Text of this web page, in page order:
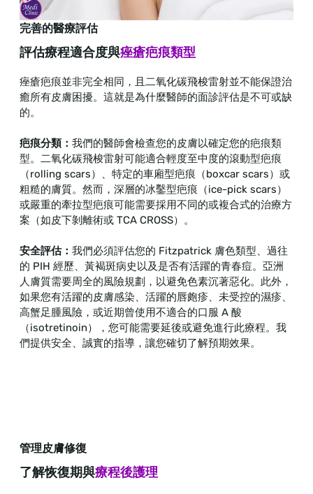
完善的醫療評估
評估療程適合度與痤瘡疤痕類型
痤瘡疤痕並非完全相同，且二氧化碳飛梭雷射並不能保證治
癒所有皮膚困擾。這就是為什麼醫師的面診評估是不可或缺
的。
疤痕分類： 我們的醫師會檢查您的皮膚以確定您的疤痕類
型。二氧化碳飛梭雷射可能適合輕度至中度的滾動型疤痕
（rolling scars）、特定的車廂型疤痕（boxcar scars）或
粗糙的膚質。然而，深層的冰鑿型疤痕（ice-pick scars）
或嚴重的牽拉型疤痕可能需要採用不同的或複合式的治療方
案（如皮下剝離術或 TCA CROSS）。
安全評估： 我們必須評估您的 Fitzpatrick 膚色類型、過往
的 PIH 經歷、黃褐斑病史以及是否有活躍的青春痘。亞洲
人膚質需要周全的風險規劃，以避免色素沉著惡化。此外，
如果您有活躍的皮膚感染、活躍的唇皰疹、未受控的濕疹、
高蟹足腫風險，或近期曾使用不適合的口服 A 酸
（isotretinoin），您可能需要延後或避免進行此療程。我
們提供安全、誠實的指導，讓您確切了解預期效果。
管理皮膚修復
了解恢復期與療程後護理